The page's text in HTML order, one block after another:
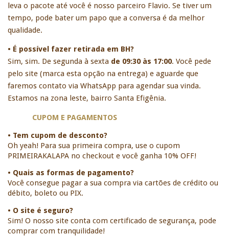
leva o pacote até você é nosso parceiro Flavio. Se tiver um
tempo, pode bater um papo que a conversa é da melhor
qualidade.
• É possível fazer retirada em BH?
Sim, sim. De segunda à sexta de 09:30 às 17:00. Você pede
pelo site (marca esta opção na entrega) e aguarde que
faremos contato via WhatsApp para agendar sua vinda.
Estamos na zona leste, bairro Santa Efigênia.
CUPOM E PAGAMENTOS
• Tem cupom de desconto?
Oh yeah! Para sua primeira compra, use o cupom
PRIMEIRAKALAPA no checkout e você ganha 10% OFF!
• Quais as formas de pagamento?
Você consegue pagar a sua compra via cartões de crédito ou
débito, boleto ou PIX.
• O site é seguro?
Sim! O nosso site conta com certificado de segurança, pode
comprar com tranquilidade!